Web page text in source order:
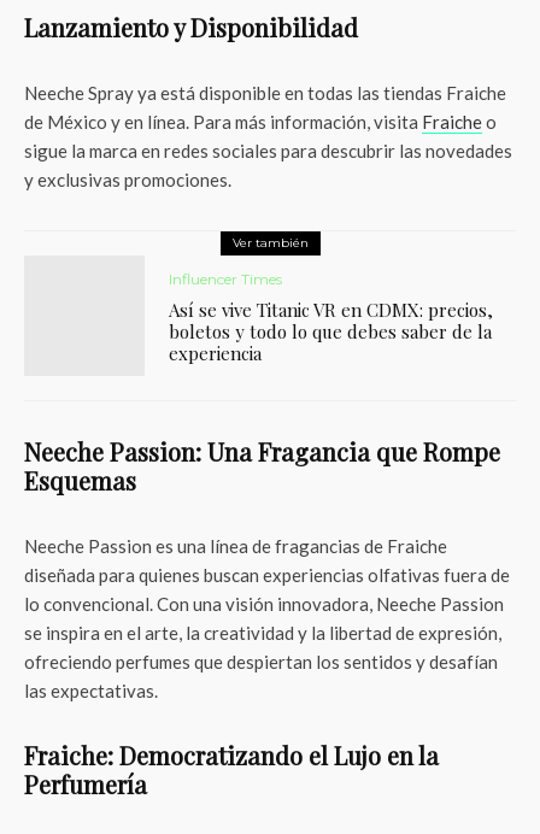
Lanzamiento y Disponibilidad
Neeche Spray ya está disponible en todas las tiendas Fraiche
de México y en línea. Para más información, visita Fraicheo
sigue la marca en redes sociales para descubrir las novedades
y exclusivas promociones.
Ver también
Influencer Times
Así se vive Titanic VR en CDMX: precios,
boletos y todo lo que debes saber de la
experiencia
Neeche Passion: Una Fragancia que Rompe
Esquemas
Neeche Passion es una línea de fragancias de Fraiche
diseñada para quienes buscan experiencias olfativas fuera de
lo convencional. Con una visión innovadora, Neeche Passion
se inspira en el arte, la creatividad y la libertad de expresión,
ofreciendo perfumes que despiertan los sentidos y desafían
las expectativas.
Fraiche: Democratizando el Lujo en la
Perfumería